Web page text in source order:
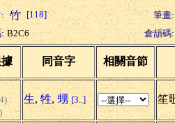
[118]
筆畫:
B2C6 倉頡碼:
同音字 相關音節
生, 牲, 甥 [3..] 笙